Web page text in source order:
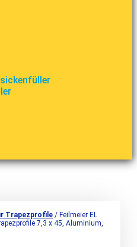
Trapezprofile / Feilmeier EL
7,3 x 45, Aluminium,